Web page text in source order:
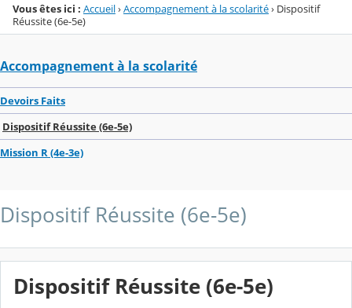
Vous êtes ici : Accueil›Accompagnement à la scolarité› Dispositif
Réussite (6e-5e)
Accompagnement à la scolarité
Devoirs Faits
Dispositif Réussite (6e-5e)
Mission R (4e-3e)
Dispositif Réussite (6e-5e)
Dispositif Réussite (6e-5e)